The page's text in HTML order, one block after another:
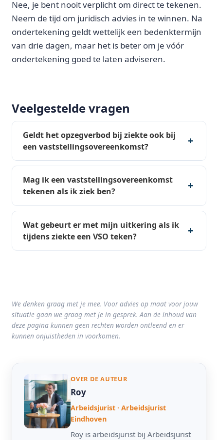
Nee, je bent nooit verplicht om direct te tekenen.
Neem de tijd om juridisch advies in te winnen. Na
ondertekening geldt wettelijk een bedenktermijn
van drie dagen, maar het is beter om je vóór
ondertekening goed te laten adviseren.
Veelgestelde vragen
Geldt het opzegverbod bij ziekte ook bij
een vaststellingsovereenkomst?
Mag ik een vaststellingsovereenkomst
tekenen als ik ziek ben?
Wat gebeurt er met mijn uitkering als ik
tijdens ziekte een VSO teken?
We denken graag met je mee. Voor advies op maat voor jouw
situatie gaan we graag met je in gesprek. Aan de inhoud van
deze pagina kunnen geen rechten worden ontleend en er
kunnen onjuistheden in voorkomen.
OVER DE AUTEUR
Roy
Arbeidsjurist · Arbeidsjurist
Eindhoven
Roy is arbeidsjurist bij Arbeidsjurist